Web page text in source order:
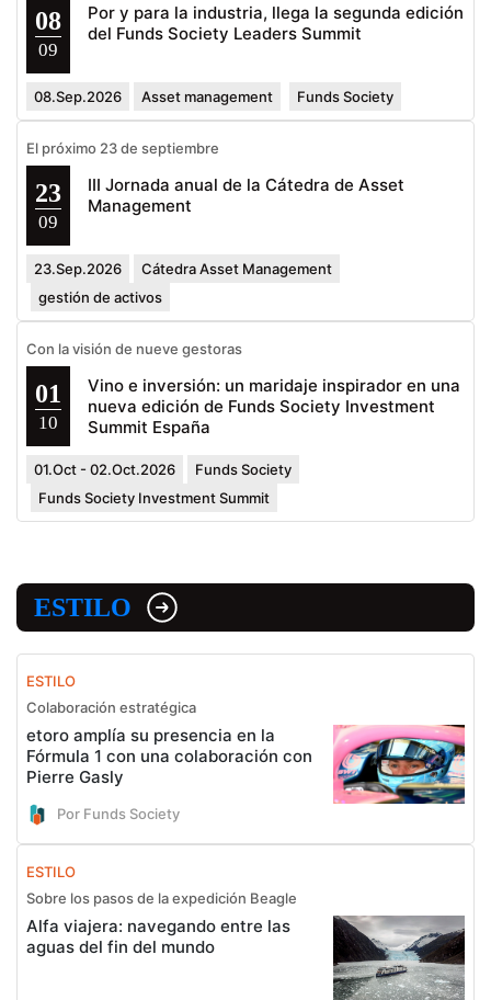
08
09
Por y para la industria, llega la segunda edición
del Funds Society Leaders Summit
08.Sep.2026 Asset management Funds Society
El próximo 23 de septiembre
23
09
III Jornada anual de la Cátedra de Asset
Management
23.Sep.2026
Cátedra Asset Management
gestión de activos
Con la visión de nueve gestoras
01
10
Vino e inversión: un maridaje inspirador en una
nueva edición de Funds Society Investment
Summit España
01.Oct - 02.Oct.2026
Funds Society
Funds Society Investment Summit
ESTILO
ESTILO
Colaboración estratégica
etoro amplía su presencia en la
Fórmula 1 con una colaboración con
Pierre Gasly
Por Funds Society
ESTILO
Sobre los pasos de la expedición Beagle
Alfa viajera: navegando entre las
aguas del fin del mundo